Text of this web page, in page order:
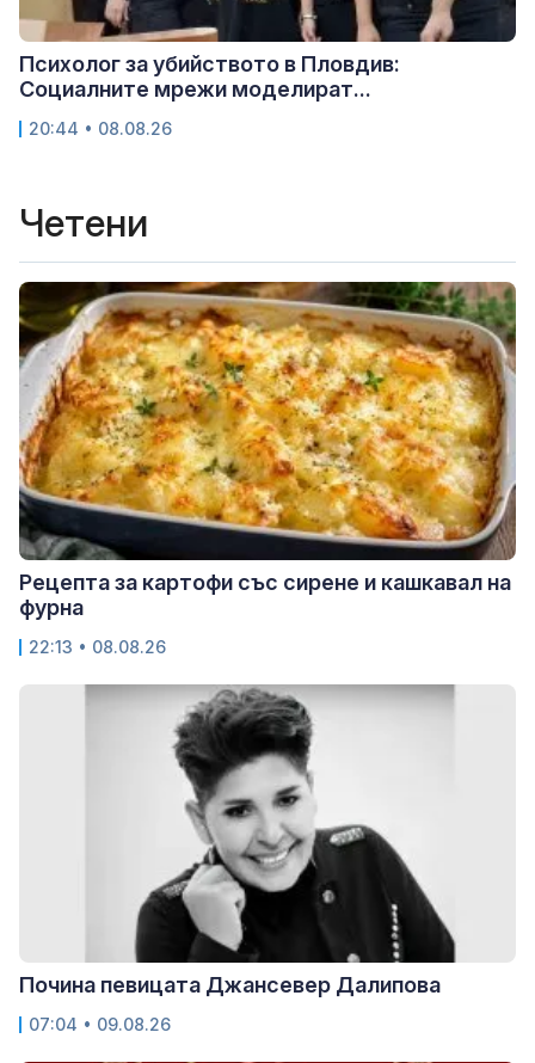
Психолог за убийството в Пловдив:
Социалните мрежи моделират...
20:44 • 08.08.26
Четени
Рецепта за картофи със сирене и кашкавал на
фурна
22:13 • 08.08.26
Почина певицата Джансевер Далипова
07:04 • 09.08.26